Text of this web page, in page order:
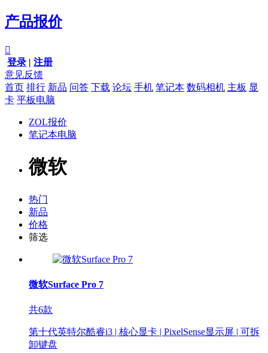
产品报价

登录 | 注册
意见反馈
首页 排行 新品 问答 下载 论坛 手机 笔记本 数码相机 主板 显
卡 平板电脑
ZOL报价
笔记本电脑
微软
热门
新品
价格
筛选
微软Surface Pro 7
共6款
第十代英特尔酷睿i3 | 核心显卡 | PixelSense显示屏 | 可拆
卸键盘